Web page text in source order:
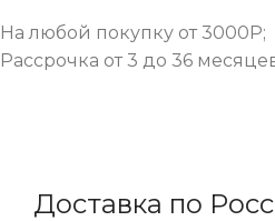
На любой покупку от 3000Р;
Рассрочка от 3 до 36
Доставка по